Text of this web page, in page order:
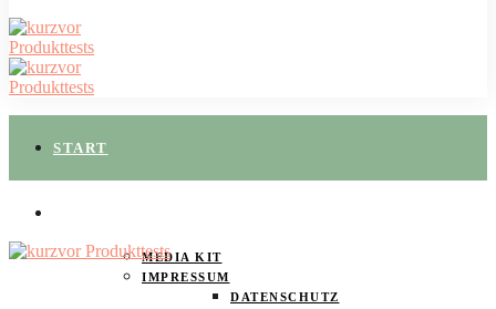
START
MEDIA KIT
IMPRESSUM
DATENSCHUTZ